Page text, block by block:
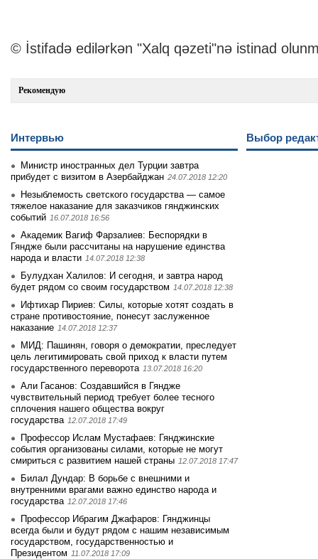
© İstifadə edilərkən "Xalq qəzeti"nə istinad
Рекомендую
Интервью
Министр иностранных дел Турции завтра
прибудет с визитом в Азербайджан 24.07.2018 12:20
Незыблемость светского государства — самое
тяжелое наказание для заказчиков гянджинских
событий 16.07.2018 16:56
Академик Вагиф Фарзалиев: Беспорядки в
Гяндже были рассчитаны на нарушение единства
народа и власти 14.07.2018 12:38
Булудхан Халилов: И сегодня, и завтра народ
будет рядом со своим государством 14.07.2018 12:38
Ифтихар Пириев: Силы, которые хотят создать в
стране противостояние, понесут заслуженное
наказание 14.07.2018 12:37
МИД: Пашинян, говоря о демократии, преследует
цель легитимировать свой приход к власти путем
государственного переворота 13.07.2018 16:20
Али Гасанов: Создавшийся в Гяндже
чувствительный период требует более тесного
сплочения нашего общества вокруг
государства 12.07.2018 17:49
Профессор Ислам Мустафаев: Гянджинские
события организованы силами, которые не могут
смириться с развитием нашей страны 12.07.2018 17:47
Билал Дундар: В борьбе с внешними и
внутренними врагами важно единство народа и
государства 12.07.2018 17:46
Профессор Ибрагим Джафаров: Гянджинцы
всегда были и будут рядом с нашим независимым
государством, государственностью и
Президентом 11.07.2018 17:09
Выбор